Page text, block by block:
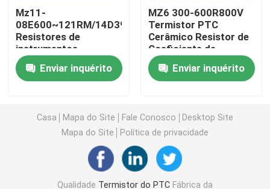
Termistor de SMD NTC
Termistor NTC de potência
Varistor de óxido metálico
Varistor SMD
Mz11-
08E600~121RM/14D391
Resistores de
instrumentos
elétricos de termistor
PTC inteligente
específico
Enviar inquérito
MZ6 300-600R800V
Termistor PTC
Cerâmico Resistor de
Coeficiente de
Temperatura Positiva
para Ballasts
Enviar inquérito
Casa Mapa do Site Fale Conosco
Desktop Site
Mapa do Site
Política de privacidade
Qualidade Termistor do PTCFábrica da